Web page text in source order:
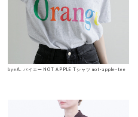
byeA. バイエー NOT APPLE Tシャツ not-apple-tee